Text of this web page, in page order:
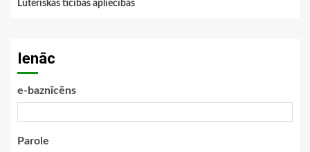
Luteriskās ticības apliecības
Ienāc
e-baznīcēns
Parole